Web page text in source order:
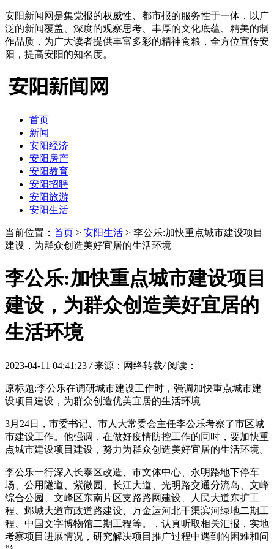
安阳新闻网是集党报的权威性、都市报的服务性于一体，以广
泛的新闻覆盖、深度的观察思考、丰厚的文化底蕴、精美的制
作品质，为广大读者提供丰富多彩的精神食粮，全方位宣传安
阳，提高安阳的知名度。
首页
新闻
安阳经济
安阳房产
安阳教育
安阳招聘
安阳旅游
安阳生活
当前位置： 首页 > 安阳生活 > 李公乐:加快重点城市建设项目
建设，为群众创造美好宜居的生活环境
李公乐:加快重点城市建设项目
建设，为群众创造美好宜居的
生活环境
2023-04-11 04:41:23 / 来源：网络转载/ 阅读：
原标题:李公乐在调研城市建设工作时，强调加快重点城市建
设项目建设，为群众创造优美宜居的生活环境
3月24日，市委书记、市人大常委会主任李公乐考察了市区城
市建设工作。他强调，在做好疫情防控工作的同时，要加快重
点城市建设项目建设，努力为群众创造美好宜居的生活环境。
李公乐一行深入长泰区改造、市文体中心、永明路地下停车
场、公用隧道、紫微园、长江大道、光明路交通分流岛、文峰
综合公园、文峰区东南片区支路路网建设、人民大道东扩工
程、邺城大道市政道路建设、万金运河北干渠滨河绿地二期工
程、中国文字博物馆二期工程等。，认真听取相关汇报，实地
考察项目进展情况，研究解决项目推广过程中遇到的困难和问